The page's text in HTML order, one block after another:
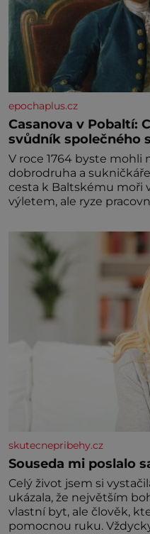
epochaplus.cz
Casanova v Pobaltí:
svůdník společného
V roce 1764 byste mohli
dobrodruha a
cesta k Baltskému moři
výletem, ale ryze
procházel uličkami
kontaktoval tamní
oblasti žádným
skutecnepribehy.cz
Souseda mi poslalo
Celý život jsem si
ukázala, že největším
vlastní byt, ale člověk,
pomocnou ruku.